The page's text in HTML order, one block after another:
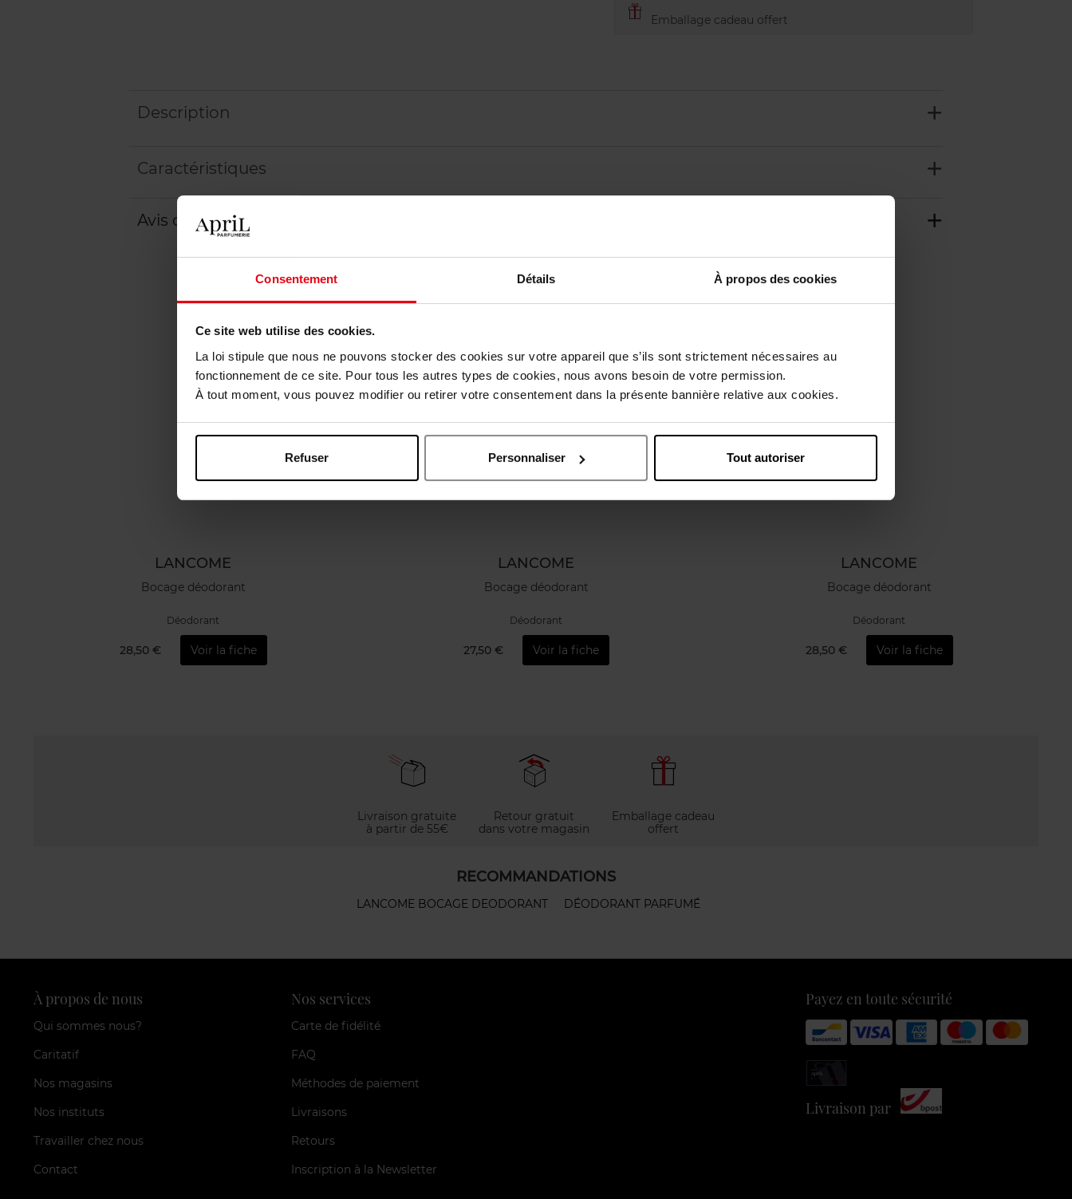
Consentement Détails À propos des cookies
Ce site web utilise des cookies.
La loi stipule que nous ne pouvons stocker des cookies sur votre appareil que s’ils sont strictement nécessaires au
fonctionnement de ce site. Pour tous les autres types de cookies, nous avons besoin de votre permission.
À tout moment, vous pouvez modifier ou retirer votre consentement dans la présente bannière relative aux cookies.
Refuser Personnaliser Tout autoriser
Emballage cadeau offert
Description
Caractéristiques
Avis client Politique relative aux avis des clients
Vous aimerez peut-être
LANCOME
Bocage déodorant
Déodorant
28,50 € Voir la fiche
LANCOME
Bocage déodorant
Déodorant
27,50 € Voir la fiche
LANCOME
Bocage déodorant
Déodorant
28,50 € Voir la fiche
Livraison gratuite
à partir de 55€
Retour gratuit
dans votre magasin
Emballage cadeau
offert
RECOMMANDATIONS
LANCOME BOCAGE DEODORANT DÉODORANT PARFUMÉ
À propos de nous
Qui sommes nous?
Caritatif
Nos magasins
Nos instituts
Travailler chez nous
Contact
Nos services
Carte de fidélité
FAQ
Méthodes de paiement
Livraisons
Retours
Inscription à la Newsletter
Payez en toute sécurité
Livraison par